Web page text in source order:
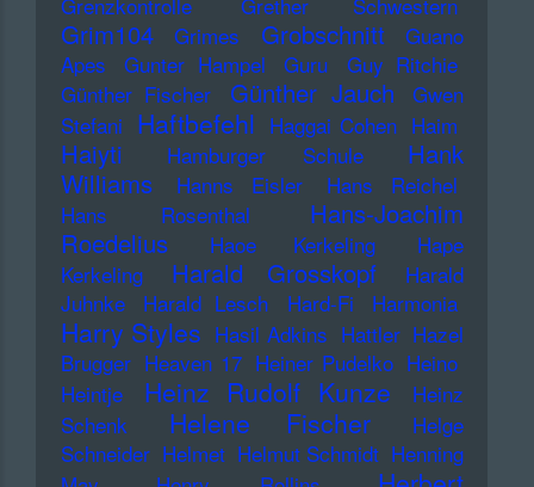
Grim104 Grimes Grobschnitt
Guano
Apes
Gunter Hampel Guru
Guy Ritchie
Günther Fischer
Günther Jauch
Gwen
Stefani Haftbefehl Haggai Cohen Haim
Haiyti Hamburger Schule
Hank
Williams
Hanns Eisler
Hans Reichel
Hans Rosenthal
Hans-Joachim
Roedelius
Haoe Kerkeling
Hape
Kerkeling
Harald Grosskopf
Harald
Juhnke
Harald Lesch Hard-Fi Harmonia
Harry Styles Hasil Adkins Hattler Hazel
Brugger Heaven 17 Heiner Pudelko Heino
Heintje
Heinz Rudolf Kunze
Heinz
Schenk
Helene Fischer
Helge
Schneider Helmet Helmut Schmidt Henning